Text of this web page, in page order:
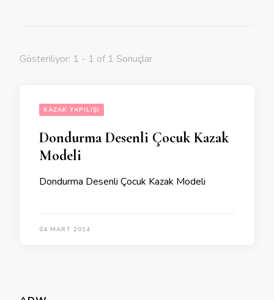
Gösteriliyor: 1 - 1 of 1 Sonuçlar
KAZAK YAPILIŞI
Dondurma Desenli Çocuk Kazak
Modeli
Dondurma Desenli Çocuk Kazak Modeli
04 MART 2014